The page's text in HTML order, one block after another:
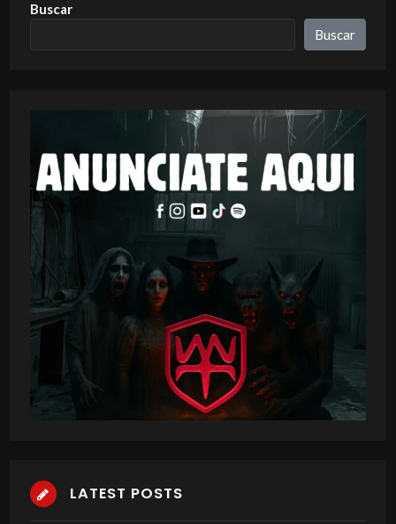
Buscar
Buscar
LATEST POSTS